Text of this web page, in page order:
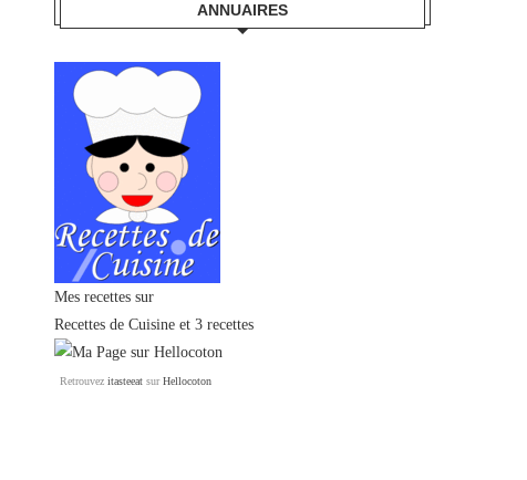
ANNUAIRES
Mes recettes sur
Recettes de Cuisine et 3 recettes
Retrouvez itasteeat surHellocoton